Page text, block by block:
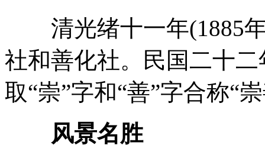
清光绪十一年(1885年
社和善化社。民国二十
取“崇”字和“善”字合称“
风景名胜